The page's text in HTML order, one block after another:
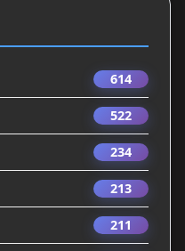
614
522
234
213
211